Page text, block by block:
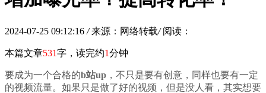
2024-07-25 09:12:16 / 来源：网络转载/ 阅读：
本篇文章531字，读完约1分钟
要成为一个合格的b站up ，不只是要有创意，同样也要有一定
的视频流量。如果只是做了好的视频，但是没人看，其实想要